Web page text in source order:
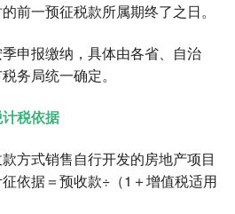
前一预征税款所属期终了之日。
申报缴纳，具体由各省、自治
务局统一确定。
税依据
方式销售自行开发的房地产项目
依据＝预收款÷（1＋增值税适用